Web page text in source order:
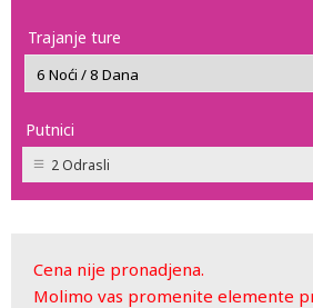
Trajanje ture
Putnici
2 Odrasli
Cena nije pronadjena.
Molimo vas promenite elemente